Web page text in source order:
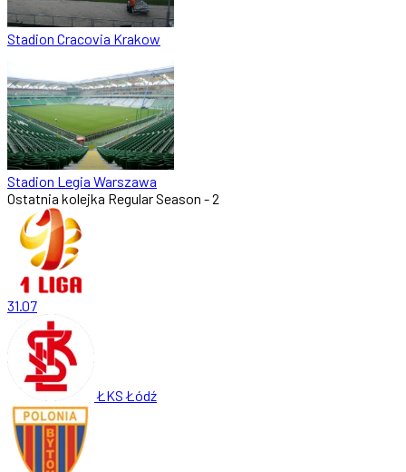
Stadion Cracovia Krakow
Stadion Legia Warszawa
Ostatnia kolejka Regular Season - 2
31.07
ŁKS Łódź